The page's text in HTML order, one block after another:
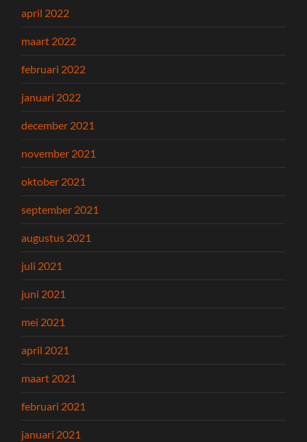
april 2022
maart 2022
februari 2022
januari 2022
december 2021
november 2021
oktober 2021
september 2021
augustus 2021
juli 2021
juni 2021
mei 2021
april 2021
maart 2021
februari 2021
januari 2021